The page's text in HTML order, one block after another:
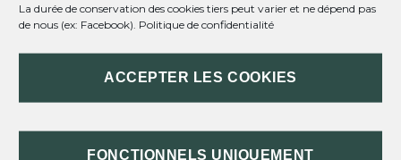
La durée de conservation des cookies tiers peut varier et ne dépend pas
de nous (ex: Facebook). Politique de confidentialité
ACCEPTER LES COOKIES
FONCTIONNELS UNIQUEMENT
Impossible de trouver la fiche : F33682.xml
Le bourg